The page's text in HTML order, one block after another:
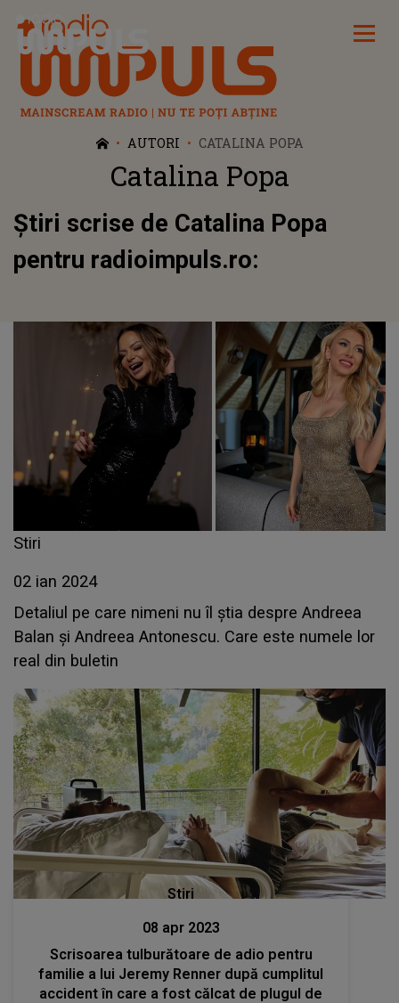
Radio Impuls
AUTORI CATALINA POPA
Catalina Popa
Știri scrise de Catalina Popa
pentru radioimpuls.ro:
Stiri
02 ian 2024
Detaliul pe care nimeni nu îl știa despre Andreea
Balan și Andreea Antonescu. Care este numele lor
real din buletin
Stiri
08 apr 2023
Scrisoarea tulburătoare de adio pentru
familie a lui Jeremy Renner după cumplitul
accident în care a fost călcat de plugul de